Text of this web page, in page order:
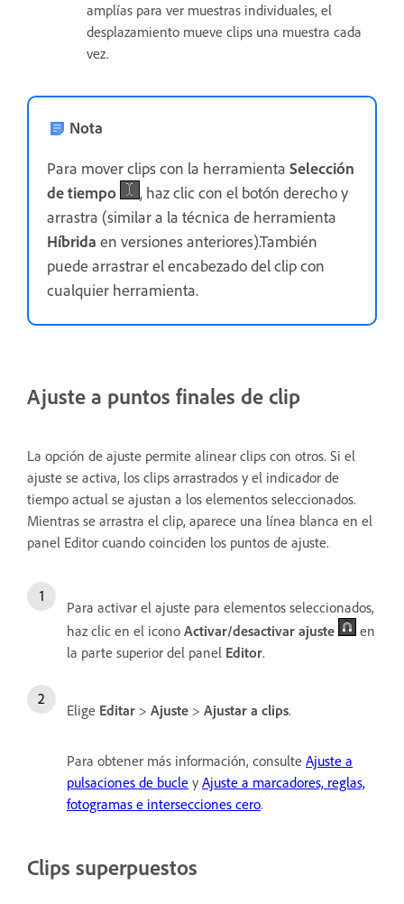
amplías para ver muestras individuales, el
desplazamiento mueve clips una muestra cada
vez.
Nota
Para mover clips con la herramienta Selección
de tiempo
, haz clic con el botón derecho y
arrastra (similar a la técnica de herramienta
Híbrida en versiones anteriores).También
puede arrastrar el encabezado del clip con
cualquier herramienta.
Ajuste a puntos finales de clip
La opción de ajuste permite alinear clips con otros. Si el
ajuste se activa, los clips arrastrados y el indicador de
tiempo actual se ajustan a los elementos seleccionados.
Mientras se arrastra el clip, aparece una línea blanca en el
panel Editor cuando coinciden los puntos de ajuste.
Para activar el ajuste para elementos seleccionados,
haz clic en el icono Activar/desactivar ajuste
en
la parte superior del panel Editor.
Elige Editar > Ajuste > Ajustar a clips.
Para obtener más información, consulte Ajuste a
pulsaciones de bucle y Ajuste a marcadores, reglas,
fotogramas e intersecciones cero.
Clips superpuestos